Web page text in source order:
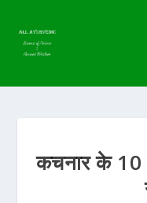
कचनार के 10